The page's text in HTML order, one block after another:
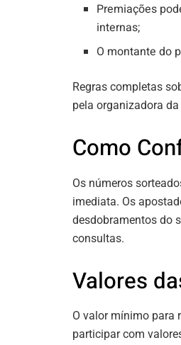
Premiações
internas;
O montante do
Regras completas
pela organizadora
Como
Os números
imediata. Os
desdobramentos do
consultas.
Valores
O valor mínimo para
participar com